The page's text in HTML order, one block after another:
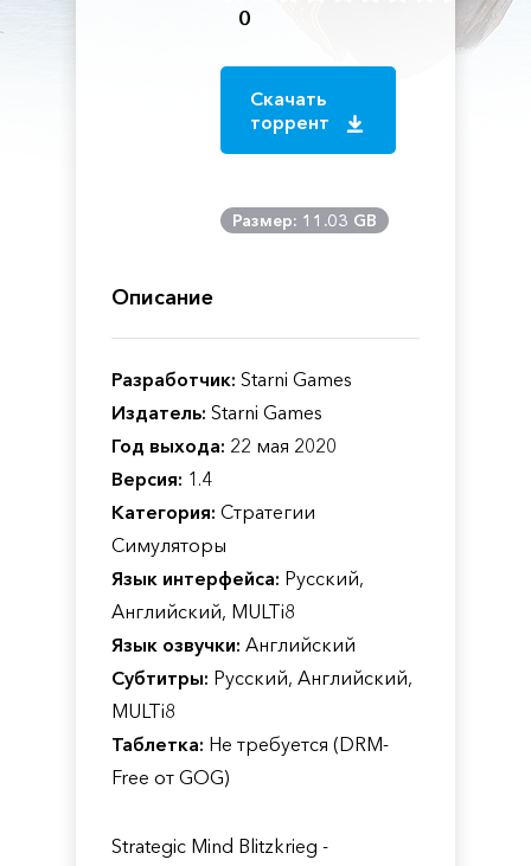
0
Скачать
торрент
Размер: 11.03 GB
Описание
Разработчик: Starni Games
Издатель: Starni Games
Год выхода: 22 мая 2020
Версия: 1.4
Категория: Стратегии
Симуляторы
Язык интерфейса: Русский,
Английский, MULTi8
Язык озвучки: Английский
Субтитры: Русский, Английский,
MULTi8
Таблетка: Не требуется (DRM-
Free от GOG)
Strategic Mind Blitzkrieg -